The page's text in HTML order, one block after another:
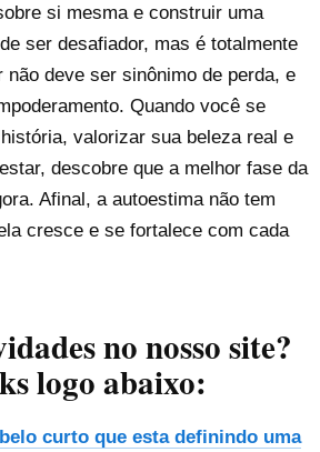
si mesma e construir uma
ser desafiador, mas é totalmente
deve ser sinônimo de perda, e
Quando você se
valorizar sua beleza real e
descobre que a melhor fase da
Afinal, a autoestima não tem
cresce e se fortalece com cada
no nosso site?
logo abaixo:
curto que esta definindo uma